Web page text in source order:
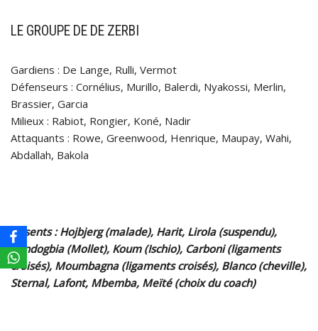
LE GROUPE DE DE ZERBI
Gardiens : De Lange, Rulli, Vermot
Défenseurs : Cornélius, Murillo, Balerdi, Nyakossi, Merlin,
Brassier, Garcia
Milieux : Rabiot, Rongier, Koné, Nadir
Attaquants : Rowe, Greenwood, Henrique, Maupay, Wahi,
Abdallah, Bakola
Absents : Hojbjerg (malade), Harit, Lirola (suspendu),
Kondogbia (Mollet), Koum (Ischio), Carboni (ligaments
croisés), Moumbagna (ligaments croisés), Blanco (cheville),
Sternal, Lafont, Mbemba, Meïté (choix du coach)